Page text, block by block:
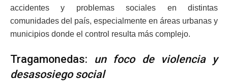
accidentes y problemas sociales en distintas
comunidades del país, especialmente en áreas urbanas y
municipios donde el control resulta más complejo.
Tragamonedas: un foco de violencia y
desasosiego social